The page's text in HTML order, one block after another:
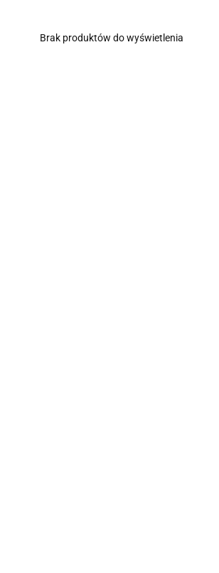
Brak produktów do wyświetlenia